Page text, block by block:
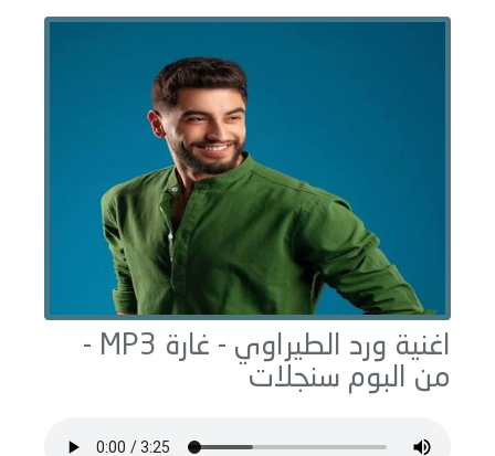
اغنية ورد الطيراوي - غارة
MP3 -
من البوم سنجلات